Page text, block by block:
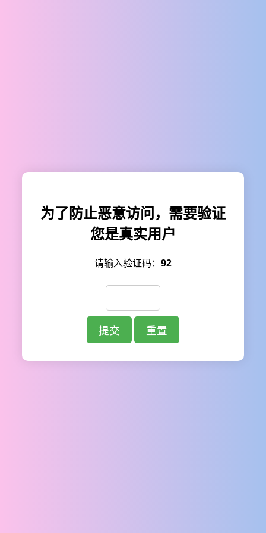
为了防止恶意访问，需要验证
您是真实用户
请输入验证码： 92
提交 重置